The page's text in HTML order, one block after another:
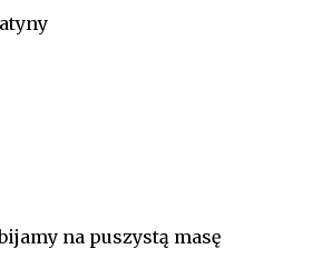
na puszystą masę